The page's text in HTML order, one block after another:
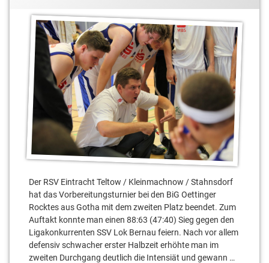
Der RSV Eintracht Teltow / Kleinmachnow / Stahnsdorf
hat das Vorbereitungsturnier bei den BiG Oettinger
Rocktes aus Gotha mit dem zweiten Platz beendet. Zum
Auftakt konnte man einen 88:63 (47:40) Sieg gegen den
Ligakonkurrenten SSV Lok Bernau feiern. Nach vor allem
defensiv schwacher erster Halbzeit erhöhte man im
zweiten Durchgang deutlich die Intensiät und gewann …